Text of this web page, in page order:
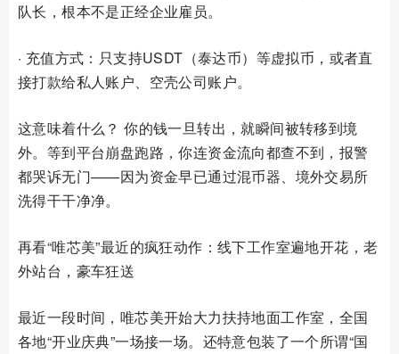
队长，根本不是正经企业雇员。
· 充值方式：只支持USDT（泰达币）等虚拟币，或者直
接打款给私人账户、空壳公司账户。
这意味着什么？ 你的钱一旦转出，就瞬间被转移到境
外。等到平台崩盘跑路，你连资金流向都查不到，报警
都哭诉无门——因为资金早已通过混币器、境外交易所
洗得干干净净。
再看“唯芯美”最近的疯狂动作：线下工作室遍地开花，老
外站台，豪车狂送
最近一段时间，唯芯美开始大力扶持地面工作室，全国
各地“开业庆典”一场接一场。还特意包装了一个所谓“国